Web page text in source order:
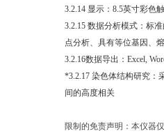
3.2.14 显示：8.5英寸彩色
3.2.15 数据分析模式：标
点分析、具有等位基因、
3.2.16数据导出：Excel,
*3.2.17 染色体结构研究：
间的高度相关
限制的免责声明：本仪器